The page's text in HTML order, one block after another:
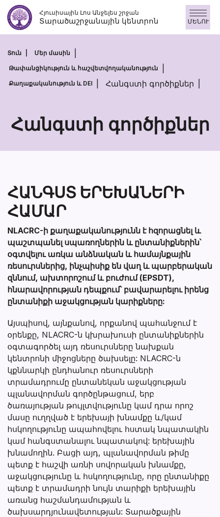
Անցնել
բովանդակությանըՀյուսիսային Լոս Անջելես շրջան
Տարածաշրջանային կենտրոն ՄԵՆՈՒ
Տուն Մեր մասին
Թափանցիկություն և հաշվետվողականություն
Քաղաքականություն և DEI Հանգստի գործիքներ
Հանգստի գործիքներ
Հանգստի
գործիքներ
ՀԱՆԳՍՏ ԵՐԵԽԱՆԵՐԻ
ՀԱՄԱՐ
NLACRC-ի քաղաքականությունն է հզորացնել և
պաշտպանել սպառողներին և ընտանիքներին՝
օգտվելու առկա անձնական և համայնքային
ռեսուրսներից, ինչպիսիք են վաղ և պարբերական
զննում, ախտորոշում և բուժում (EPSDT),
հնարավորության դեպքում՝ բավարարելու իրենց
ընտանիքի աջակցության կարիքները:
Այսպիսով, այնքանով, որքանով պահանջում է
օրենքը, NLACRC-ն կխրախուսի ընտանիքներին
օգտագործել այդ ռեսուրսները նախքան
կենտրոնի միջոցները ծախսելը: NLACRC-ն
կքննարկի ընդհանուր ռեսուրսների
տրամադրումը ընտանեկան աջակցության
պլանավորման գործընթացում, երբ
ծառայության թույլտվությունը կամ դրա որոշ
մասը ուղղված է երեխայի խնամքը և/կամ
հսկողությունը ապահովելու հստակ նպատակին
կամ հանգստանալու նպատակով: երեխային
խնամողին. Բացի այդ, պլանավորման թիմը
պետք է հաշվի առնի սովորական խնամքը,
աջակցությունը և հսկողությունը, որը ընտանիքը
պետք է տրամադրի նույն տարիքի երեխային
առանց հաշմանդամության և
ծախսարդյունավետության: Տարածքային